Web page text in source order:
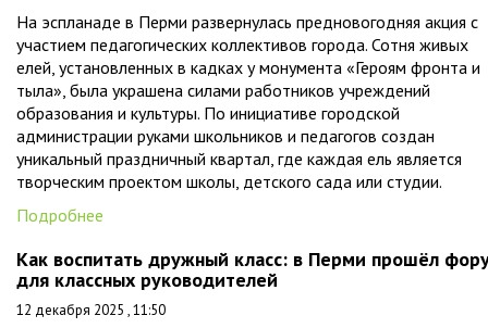
На эспланаде в Перми развернулась предновогодняя акция с
участием педагогических коллективов города. Сотня живых
елей, установленных в кадках у монумента «Героям фронта и
тыла», была украшена силами работников учреждений
образования и культуры. По инициативе городской
администрации руками школьников и педагогов создан
уникальный праздничный квартал, где каждая ель является
творческим проектом школы, детского сада или студии.
Подробнее
Как воспитать дружный класс: в Перми прошёл
для классных руководителей
12 декабря 2025 , 11:50